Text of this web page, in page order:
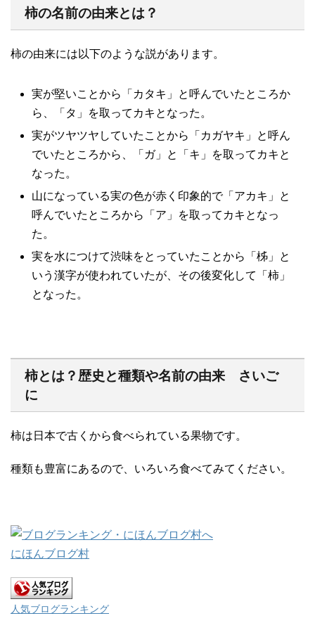
柿の名前の由来とは？
柿の由来には以下のような説があります。
実が堅いことから「カタキ」と呼んでいたところか
ら、「タ」を取ってカキとなった。
実がツヤツヤしていたことから「カガヤキ」と呼ん
でいたところから、「ガ」と「キ」を取ってカキと
なった。
山になっている実の色が赤く印象的で「アカキ」と
呼んでいたところから「ア」を取ってカキとなっ
た。
実を水につけて渋味をとっていたことから「柹」と
いう漢字が使われていたが、その後変化して「柿」
となった。
柿とは？歴史と種類や名前の由来 さいご
に
柿は日本で古くから食べられている果物です。
種類も豊富にあるので、いろいろ食べてみてください。
にほんブログ村
人気ブログランキング